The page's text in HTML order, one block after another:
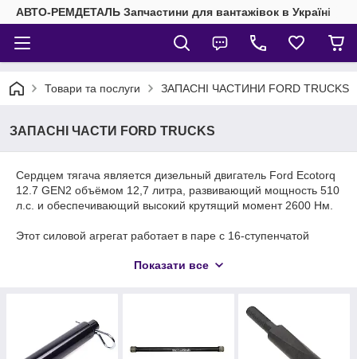
АВТО-РЕМДЕТАЛЬ Запчастини для вантажівок в Україні
Товари та послуги ЗАПАСНІ ЧАСТИНИ FORD TRUCKS
ЗАПАСНІ ЧАСТИ FORD TRUCKS
Сердцем тягача является дизельный двигатель Ford Ecotorq
12.7 GEN2 объёмом 12,7 литра, развивающий мощность 510
л.с. и обеспечивающий высокий крутящий момент 2600 Нм.
Этот силовой агрегат работает в паре с 16-ступенчатой
оптимальное распределение тягового усилия;
стабильную работу под нагрузкой;
снижение расхода топлива.
Показати все